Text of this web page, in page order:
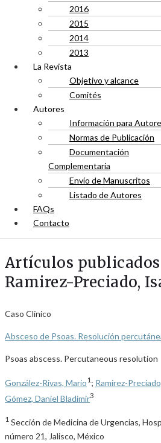
2016
2015
2014
2013
La Revista
Objetivo y alcance
Comités
Autores
Información para
Normas de Publicación
Documentación
Complementaria
Envío de Manuscritos
Listado de Autores
FAQs
Contacto
Artículos
Ramirez-Preciado,
Caso Clínico
Absceso de Psoas. Resolución
Psoas abscess. Percutaneous resolution
González-Rivas, Mario1 ; Ramirez-
Gómez, Daniel Bladimir3
1 Sección de Medicina de Urgencias,
número 21, Jalisco, México